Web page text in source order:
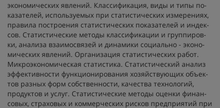
экономических явлений. Классификация, виды и типы по-
казателей, используемых при статистических измерениях,
правила построения статистических показателей и индек-
сов. Статистические методы классификации и группиров-
ки, анализа взаимосвязей и динамики социально - эконо-
мических явлений. Организация статистических работ.
Микроэкономическая статистика. Статистический анализ
эффективности функционирования хозяйствующих объек-
тов разных форм собственности, качества технологий,
продуктов и услуг. Статистические методы оценки финан-
совых, страховых и коммерческих рисков предприятий при